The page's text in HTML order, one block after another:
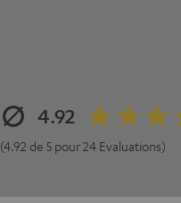
4.92
(4.92 de 5 pour 24 Evaluations)